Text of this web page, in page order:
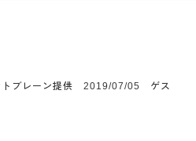
トブレーン提供 2019/07/05 ゲス